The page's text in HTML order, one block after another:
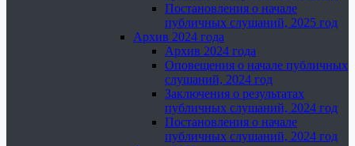
Постановления о начале
публичных слушаний, 2025 год
Архив 2024 года
Архив 2024 года
Оповещения о начале публичных
слушаний, 2024 год
Заключения о результатах
публичных слушаний, 2024 год
Постановления о начале
публичных слушаний, 2024 год